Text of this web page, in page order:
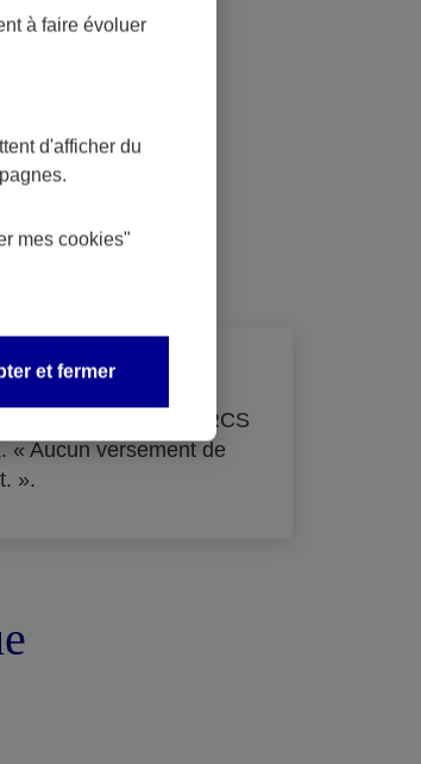
€ - immatriculée au RCS
« Aucun versement de
».
à faire évoluer
d'afficher du
mes cookies"
et fermer